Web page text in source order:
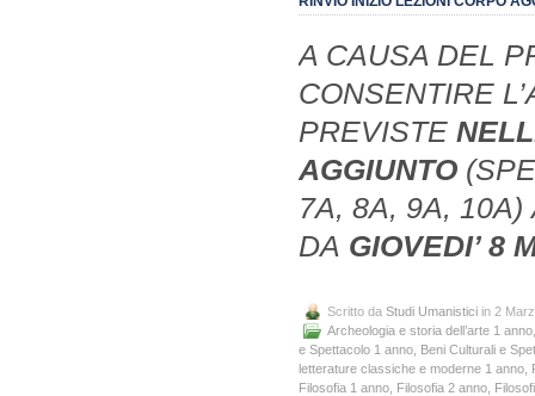
A CAUSA DEL
CONSENTIRE
PREVISTE
AGGIUNTO
7A, 8A, 9A, 10A)
DA GIOVEDI’ 8
Scritto da Studi Umanistici in 2
Archeologia e storia dell’arte 1 anno
e Spettacolo 1 anno
Beni Culturali e
letterature classiche e moderne 1 anno
Filosofia 1 anno
Filosofia 2 anno